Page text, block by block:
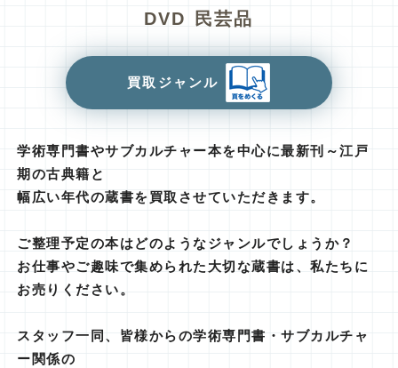
DVD
民芸品
買取ジャンル
学術専門書やサブカルチャー本を中心に最新刊～江戸
期の古典籍と
幅広い年代の蔵書を買取させていただきます。
ご整理予定の本はどのようなジャンルでしょうか？
お仕事やご趣味で集められた大切な蔵書は、私たちに
お売りください。
スタッフ一同、皆様からの学術専門書・サブカルチャ
ー関係の